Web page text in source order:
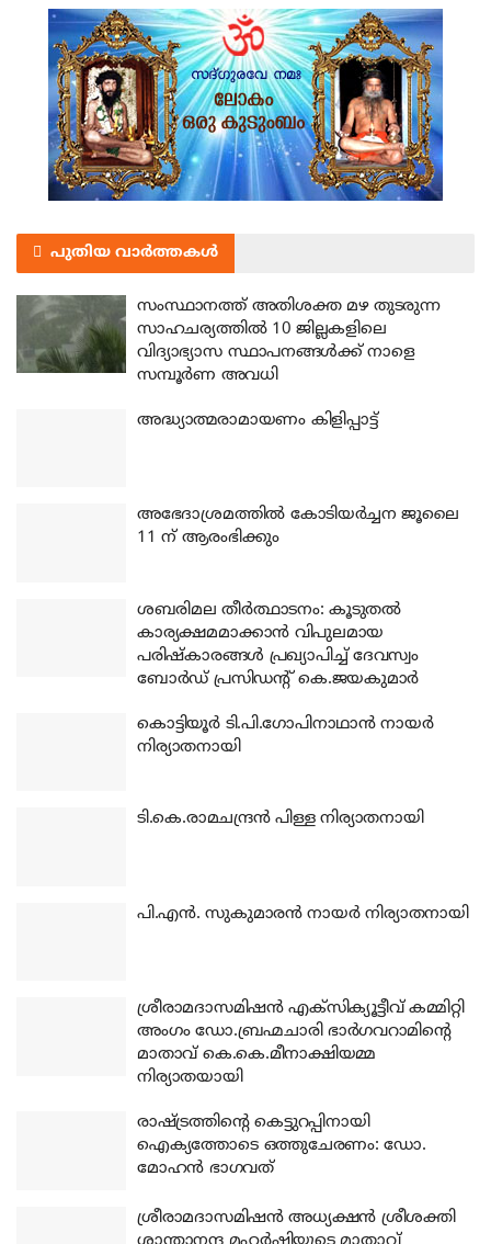
പുതിയ വാർത്തകൾ
സംസ്ഥാനത്ത് അതിശക്ത മഴ തുടരുന്ന
സാഹചര്യത്തിൽ 10 ജില്ലകളിലെ
വിദ്യാഭ്യാസ സ്ഥാപനങ്ങൾക്ക് നാളെ
സമ്പൂർണ അവധി
അദ്ധ്യാത്മരാമായണം കിളിപ്പാട്ട്
അഭേദാശ്രമത്തില്‍ കോടിയര്‍ച്ചന ജൂലൈ
11 ന് ആരംഭിക്കും
ശബരിമല തീര്‍ത്ഥാടനം: കൂടുതല്‍
കാര്യക്ഷമമാക്കാന്‍ വിപുലമായ
പരിഷ്‌കാരങ്ങള്‍ പ്രഖ്യാപിച്ച് ദേവസ്വം
ബോര്‍ഡ് പ്രസിഡന്റ് കെ.ജയകുമാര്‍
കൊട്ടിയൂര്‍ ടി.പി.ഗോപിനാഥാന്‍ നായര്‍
നിര്യാതനായി
ടി.കെ.രാമചന്ദ്രന്‍ പിള്ള നിര്യാതനായി
പി.എന്‍. സുകുമാരന്‍ നായര്‍ നിര്യാതനായി
ശ്രീരാമദാസമിഷന്‍ എക്‌സിക്യൂട്ടീവ് കമ്മിറ്റി
അംഗം ഡോ.ബ്രഹ്മചാരി ഭാര്‍ഗവറാമിന്റെ
മാതാവ് കെ.കെ.മീനാക്ഷിയമ്മ
നിര്യാതയായി
രാഷ്ട്രത്തിന്റെ കെട്ടുറപ്പിനായി
ഐക്യത്തോടെ ഒത്തുചേരണം: ഡോ.
മോഹന്‍ ഭാഗവത്
ശ്രീരാമദാസമിഷന്‍ അധ്യക്ഷന്‍ ശ്രീശക്തി